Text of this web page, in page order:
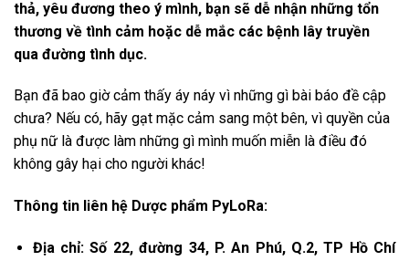
thả, yêu đương theo ý mình, bạn sẽ dễ nhận những tổn
thương về tình cảm hoặc dễ mắc các bệnh lây truyền
qua đường tình dục.
Bạn đã bao giờ cảm thấy áy náy vì những gì bài báo đề cập
chưa? Nếu có, hãy gạt mặc cảm sang một bên, vì quyền của
phụ nữ là được làm những gì mình muốn miễn là điều đó
không gây hại cho người khác!
Thông tin liên hệ Dược phẩm PyLoRa:
Địa chỉ: Số 22, đường 34, P. An Phú, Q.2, TP Hồ Chí